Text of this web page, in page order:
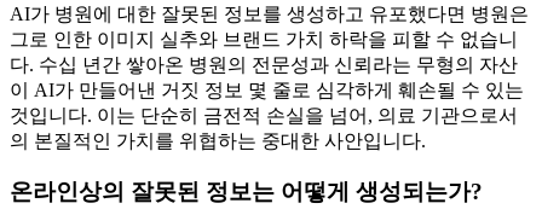
AI가 병원에 대한 잘못된 정보를 생성하고 유포했다면 병원은
그로 인한 이미지 실추와 브랜드 가치 하락을 피할 수 없습니
다. 수십 년간 쌓아온 병원의 전문성과 신뢰라는 무형의 자산
이 AI가 만들어낸 거짓 정보 몇 줄로 심각하게 훼손될 수 있는
것입니다. 이는 단순히 금전적 손실을 넘어, 의료 기관으로서
의 본질적인 가치를 위협하는 중대한 사안입니다.
온라인상의 잘못된 정보는 어떻게 생성되는가?